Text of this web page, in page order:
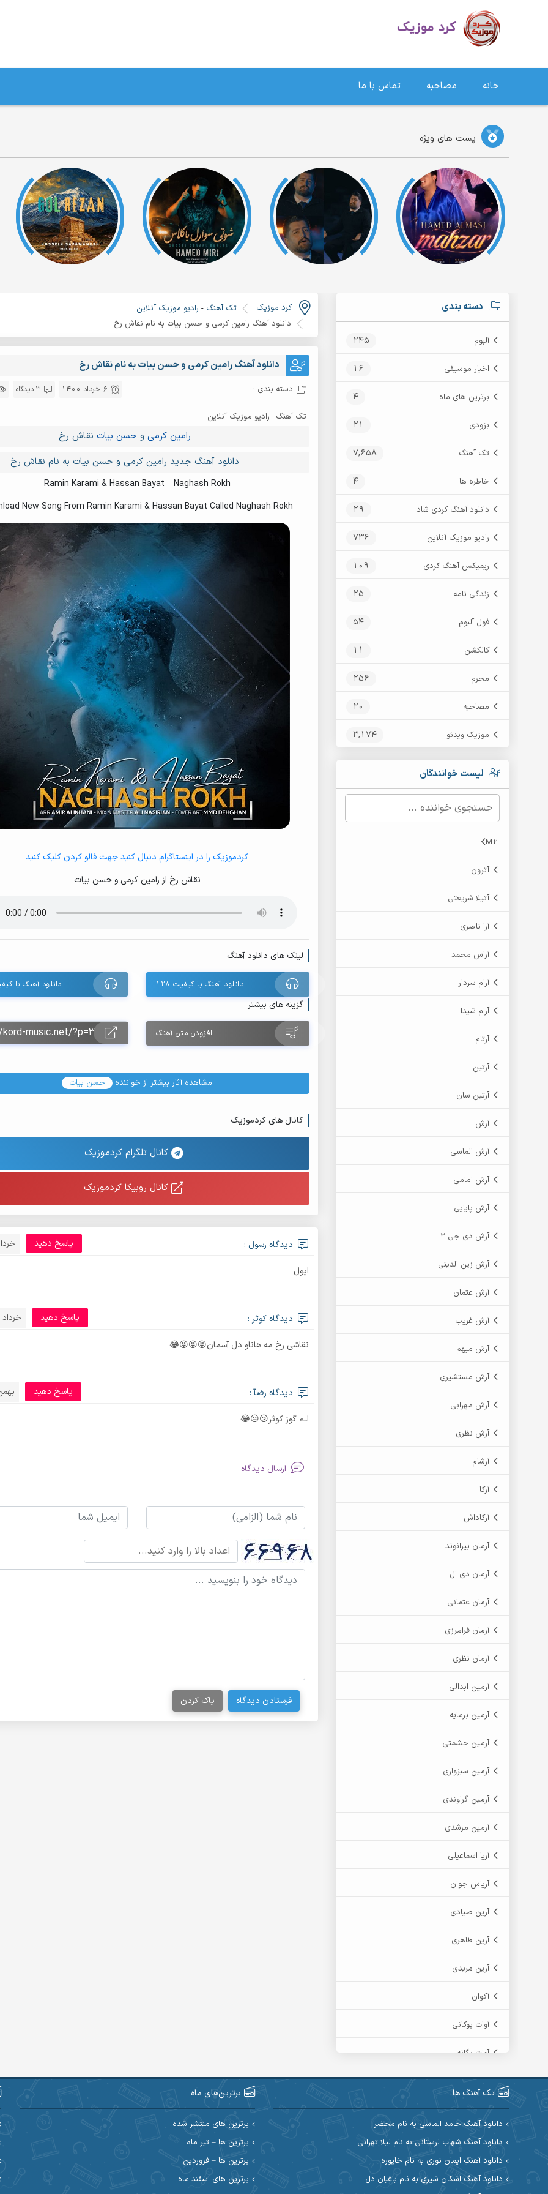
خانه مصاحبه تماس با ما
پست های ویژه
دسته بندی
آلبوم 245
اخبار موسیقی 16
برترین های ماه 4
بزودی 21
تک آهنگ 7,658
خاطره ها 4
دانلود آهنگ کردی شاد 29
رادیو موزیک آنلاین 736
ریمیکس آهنگ کردی 109
زندگی نامه 25
فول آلبوم 54
کالکشن 11
محرم 256
مصاحبه 20
موزیک ویدئو 3,174
لیست خوانندگان
M2
آترون
آتیلا شریعتی
آرا ناصری
آراس محمد
آرام سردار
آرام شیدا
آرتام
آرتین
آرتین سان
آرش
آرش الماسی
آرش امامی
آرش پایایی
آرش دی جی 2
آرش زین الدینی
آرش عثمان
آرش غریب
آرش مبهم
آرش مستشیری
آرش مهرابی
آرش نظری
آرشام
آرکا
آرکاداش
آرمان بیرانوند
آرمان دی ال
آرمان عثمانی
آرمان فرامرزی
آرمان نظری
آرمین ابدالی
آرمین برمایه
آرمین حشمتی
آرمین سبزواری
آرمین گراوندی
آرمین مرشدی
آریا اسماعیلی
آریاس جوان
آرین صیادی
آرین طاهری
آرین مریدی
آکوان
آوات بوکانی
آوات یگانه
آیت احمدنژاد
آیهان
ابراهیم شمس
ابوالحسن جاویدان
کرد موزیک تک آهنگ - رادیو موزیک آنلاین
دانلود آهنگ رامین کرمی و حسن بیات به نام نقاش رخ
دانلود آهنگ رامین کرمی و حسن بیات به نام نقاش رخ
دسته بندی :
تک آهنگ رادیو موزیک آنلاین
3 دیدگاه 6 خرداد 1400
رامین کرمی و حسن بیات نقاش رخ
دانلود آهنگ جدید رامین کرمی و حسن بیات به نام نقاش رخ
Ramin Karami & Hassan Bayat – Naghash Rokh
New Song From Ramin Karami & Hassan Bayat Called Naghash Rokh
کردموزیک را در اینستاگرام دنبال کنید جهت فالو کردن کلیک کنید
نقاش رخ از رامین کرمی و حسن بیات
لینک های دانلود آهنگ
دانلود آهنگ با کیفیت ۱۲۸ دانلود آهنگ با
گزینه های بیشتر
افزودن متن آهنگ
مشاهده آثار بیشتر از خواننده حسن بیات
کانال های کردموزیک
کانال تلگرام کردموزیک
کانال روبیکا کردموزیک
دیدگاه رسول : خرداد پاسخ دهید
ایول
دیدگاه کوثر : خرداد 14, 1400 پاسخ دهید
نقاشی رخ مه هاناو دل آسمان😝😝😝😂
دیدگاه رضآ : بهمن 5, پاسخ دهید
اے گوز کوثر😕😐😂
ارسال دیدگاه
فرستادن دیدگاه پاک کردن
تک آهنگ ها
دانلود آهنگ حامد الماسی به نام محضر
دانلود آهنگ شهاب لرستانی به نام لیلا تهرانی
دانلود آهنگ ایمان نوری به نام خاپوره
دانلود آهنگ اشکان شیری به نام باغبان دل
برترین‌های ماه
برترین های منتشر شده
برترین ها – تیر ماه
برترین ها – فروردین
برترین های اسفند ماه